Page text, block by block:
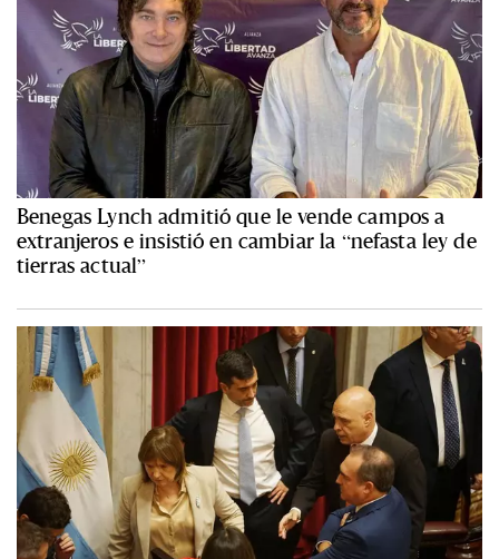
Benegas Lynch admitió que le vende campos a
extranjeros e insistió en cambiar la “nefasta ley de
tierras actual”